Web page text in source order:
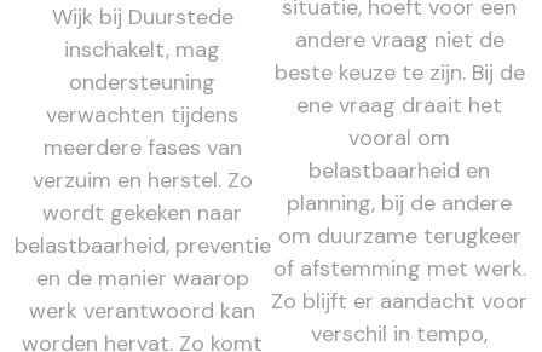
Wijk bij Duurstede
inschakelt, mag
ondersteuning
verwachten tijdens
meerdere fases van
verzuim en herstel. Zo
wordt gekeken naar
belastbaarheid, preventie
en de manier waarop
werk verantwoord kan
worden hervat. Zo komt
situatie, hoeft voor een
andere vraag niet de
beste keuze te zijn. Bij de
ene vraag draait het
vooral om
belastbaarheid en
planning, bij de andere
om duurzame terugkeer
of afstemming met werk.
Zo blijft er aandacht voor
verschil in tempo,